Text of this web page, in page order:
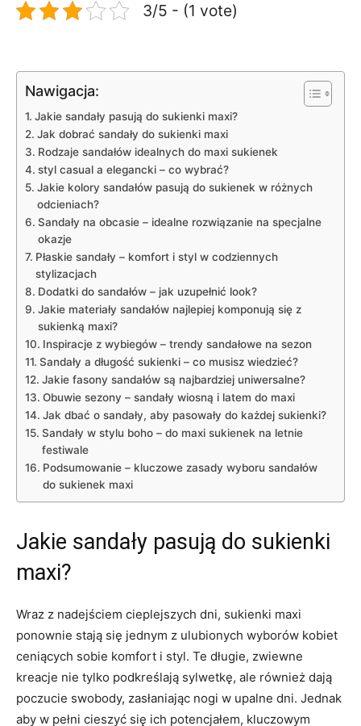
3/5 - (1 vote)
Nawigacja:
Jakie sandały pasują do sukienki maxi?
Jak dobrać sandały do sukienki maxi
Rodzaje sandałów idealnych do maxi sukienek
styl casual a elegancki – co wybrać?
Jakie kolory sandałów pasują do sukienek w różnych
odcieniach?
Sandały na obcasie – idealne rozwiązanie na specjalne
okazje
Płaskie sandały – komfort i styl w codziennych
stylizacjach
Dodatki do sandałów – jak uzupełnić look?
Jakie materiały sandałów najlepiej komponują się z
sukienką maxi?
Inspiracje z wybiegów – trendy sandałowe na sezon
Sandały a długość sukienki – co musisz wiedzieć?
Jakie fasony sandałów są najbardziej uniwersalne?
Obuwie sezony – sandały wiosną i latem do maxi
Jak dbać o sandały, aby pasowały do każdej sukienki?
Sandały w stylu boho – do maxi sukienek na letnie
festiwale
Podsumowanie – kluczowe zasady wyboru sandałów
do sukienek maxi
Jakie sandały pasują do sukienki
maxi?
Wraz z nadejściem cieplejszych dni, sukienki maxi
ponownie stają się jednym z ulubionych wyborów kobiet
ceniących sobie komfort i styl. Te długie, zwiewne
kreacje nie tylko podkreślają sylwetkę, ale również dają
poczucie swobody, zasłaniając nogi w upalne dni. Jednak
aby w pełni cieszyć się ich potencjałem, kluczowym